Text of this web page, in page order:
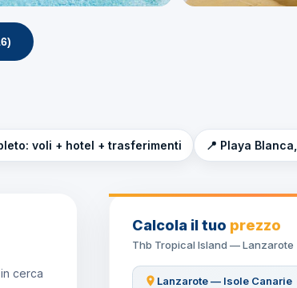
)
voli + hotel + trasferimenti 📍 Playa
cerca
Calcola il tuo prezzo
Thb Tropical Island — Lanzarote
Lanzarote — Isole Canarie